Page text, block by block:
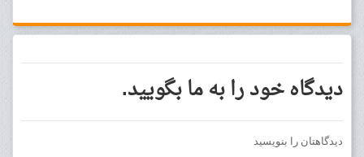
دیدگاه خود را به ما بگویید.
دیدگاهتان را بنویسید